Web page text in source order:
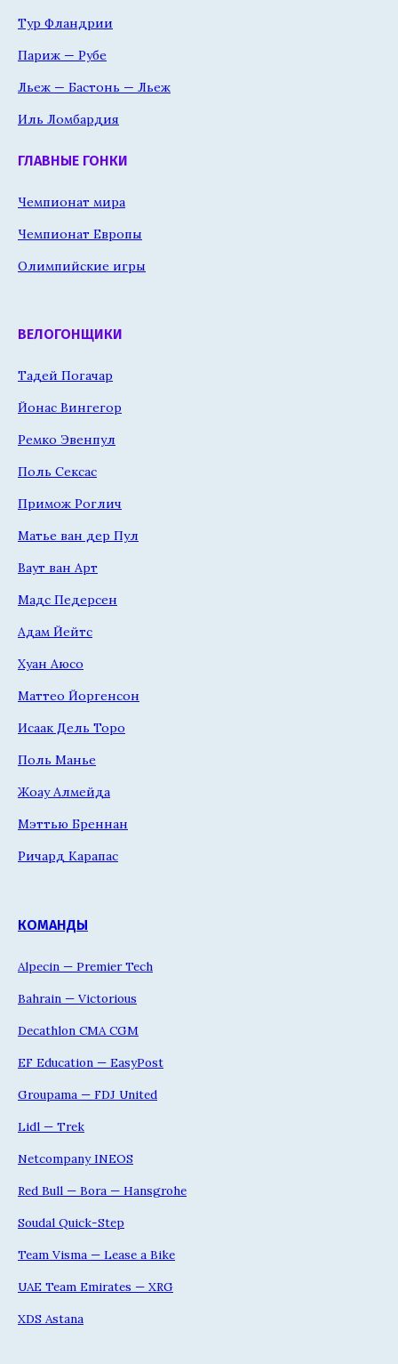
Тур Фландрии
Париж — Рубе
Льеж — Бастонь — Льеж
Иль Ломбардия
ГЛАВНЫЕ ГОНКИ
Чемпионат мира
Чемпионат Европы
Олимпийские игры
ВЕЛОГОНЩИКИ
Тадей Погачар
Йонас Вингегор
Ремко Эвенпул
Поль Сексас
Примож Роглич
Матье ван дер Пул
Ваут ван Арт
Мадс Педерсен
Адам Йейтс
Хуан Аюсо
Маттео Йоргенсон
Исаак Дель Торо
Поль Манье
Жоау Алмейда
Мэттью Бреннан
Ричард Карапас
КОМАНДЫ
Alpecin — Premier Tech
Bahrain — Victorious
Decathlon CMA CGM
EF Education — EasyPost
Groupama — FDJ United
Lidl — Trek
Netcompany INEOS
Red Bull — Bora — Hansgrohe
Soudal Quick-Step
Team Visma — Lease a Bike
UAE Team Emirates — XRG
XDS Astana